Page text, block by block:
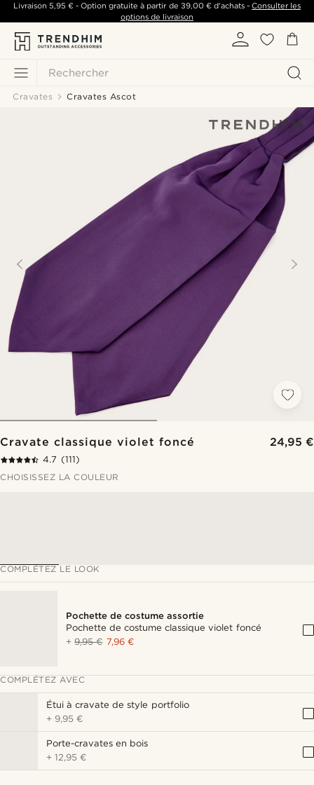
Rechercher
Livraison 5,95 €- Option gratuite à partir de 39,00 €d'achats -Consulter les
options de livraison
Cravates Cravates Ascot
Cravate classique violet foncé 24,95 €
4.7 (111)
CHOISISSEZ LA COULEUR
COMPLÉTEZ LE LOOK
Pochette de costume assortie
Pochette de costume classique violet foncé
+9,95 € 7,96 €
COMPLÉTEZ AVEC
Étui à cravate de style portfolio
+ 9,95 €
Porte-cravates en bois
+12,95 €